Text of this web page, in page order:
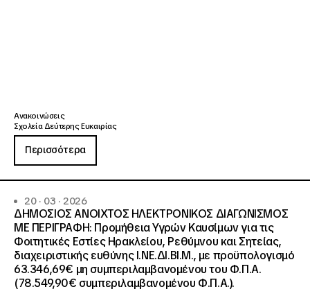
Ανακοινώσεις
Σχολεία Δεύτερης Ευκαιρίας
Περισσότερα
20 · 03 · 2026
ΔΗΜΟΣΙΟΣ ΑΝΟΙΧΤΟΣ ΗΛΕΚΤΡΟΝΙΚΟΣ ΔΙΑΓΩΝΙΣΜΟΣ
ΜΕ ΠΕΡΙΓΡΑΦΗ: Προμήθεια Υγρών Καυσίμων για τις
Φοιτητικές Εστίες Ηρακλείου, Ρεθύμνου και Σητείας,
διαχειριστικής ευθύνης Ι.ΝΕ.ΔΙ.ΒΙ.Μ., με προϋπολογισμό
63.346,69€ μη συμπεριλαμβανομένου του Φ.Π.Α.
(78.549,90€ συμπεριλαμβανομένου Φ.Π.Α.).